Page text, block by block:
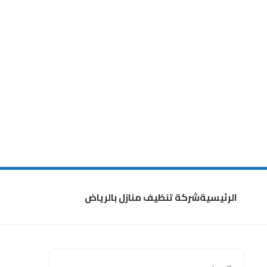
الرئيسيةشركة تنظيف منازل بالرياض